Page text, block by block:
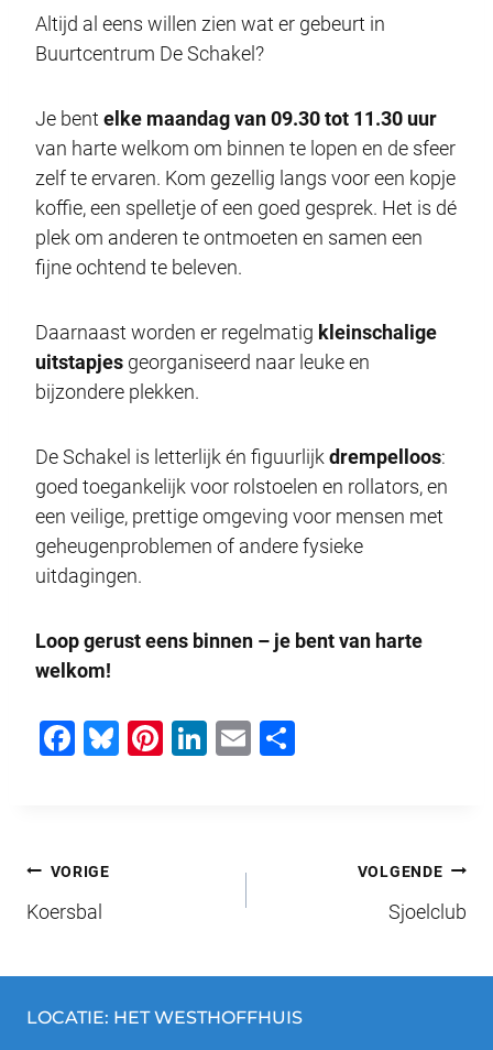
Altijd al eens willen zien wat er gebeurt in
Buurtcentrum De Schakel?
Je bent elke maandag van 09.30 tot 11.30 uur
van harte welkom om binnen te lopen en de sfeer
zelf te ervaren. Kom gezellig langs voor een kopje
koffie, een spelletje of een goed gesprek. Het is dé
plek om anderen te ontmoeten en samen een
fijne ochtend te beleven.
Daarnaast worden er regelmatig kleinschalige
uitstapjes georganiseerd naar leuke en
bijzondere plekken.
De Schakel is letterlijk én figuurlijk drempelloos:
goed toegankelijk voor rolstoelen en rollators, en
een veilige, prettige omgeving voor mensen met
geheugenproblemen of andere fysieke
uitdagingen.
Loop gerust eens binnen – je bent van harte
welkom!
F
b
o
k
Bl Pi Li
E
Bericht
navigatie
VORIGE
Koersbal
VOLGENDE
Sjoelclub
LOCATIE: HET WESTHOFFHUIS